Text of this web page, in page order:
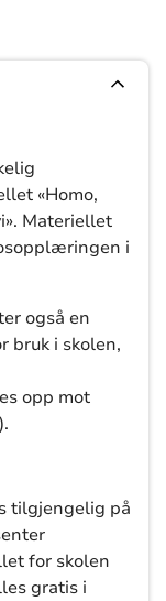
«Homo,
Materiellet
i
også en
bruk i skolen,
opp mot
tilgjengelig på
for skolen
gratis i